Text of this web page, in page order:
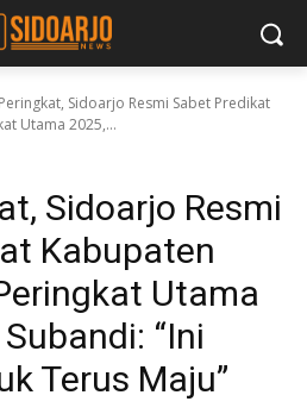
Sidoarjo Resmi Sabet Predikat
Utama 2025,...
Sidoarjo Resmi
Kabupaten
Utama
“Ini
Terus Maju”